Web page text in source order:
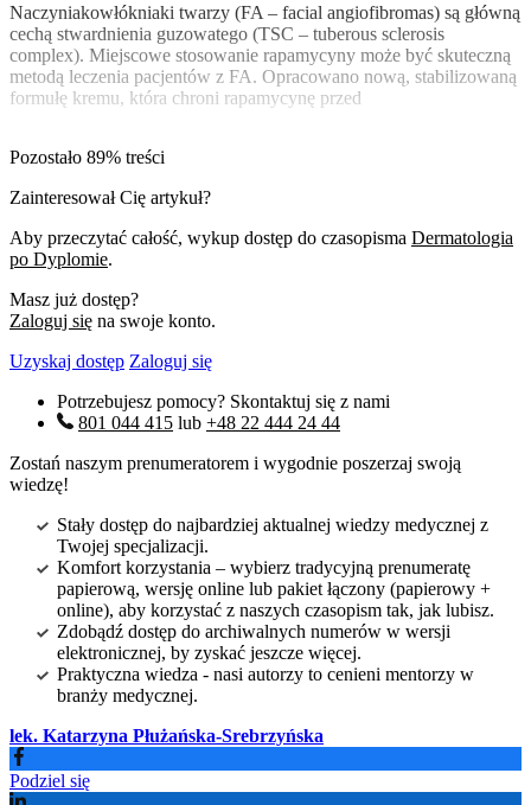
Naczyniakowłókniaki twarzy (FA – facial angiofibromas) są główną
cechą stwardnienia guzowatego (TSC – tuberous sclerosis
complex). Miejscowe stosowanie rapamycyny może być skuteczną
metodą leczenia pacjentów z FA. Opracowano nową, stabilizowaną
formułę kremu, która chroni rapamycynę przed
Pozostało 89% treści
Zainteresował Cię artykuł?
Aby przeczytać całość, wykup dostęp do czasopisma Dermatologia
po Dyplomie.
Masz już dostęp?
Zaloguj się na swoje konto.
Uzyskaj dostęp Zaloguj się
Potrzebujesz pomocy? Skontaktuj się z nami
801 044 415 lub +48 22 444 24 44
Zostań naszym prenumeratorem i wygodnie poszerzaj swoją
wiedzę!
Stały dostęp do najbardziej aktualnej wiedzy medycznej z
Twojej specjalizacji.
Komfort korzystania – wybierz tradycyjną prenumeratę
papierową, wersję online lub pakiet łączony (papierowy +
online), aby korzystać z naszych czasopism tak, jak lubisz.
Zdobądź dostęp do archiwalnych numerów w wersji
elektronicznej, by zyskać jeszcze więcej.
Praktyczna wiedza - nasi autorzy to cenieni mentorzy w
branży medycznej.
lek. Katarzyna Płużańska-Srebrzyńska
Podziel się